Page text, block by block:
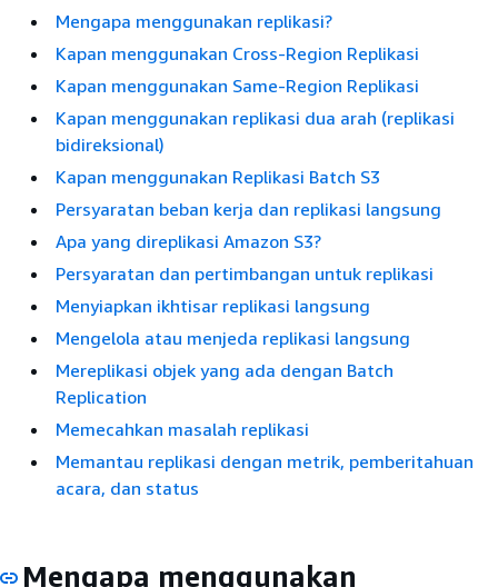
Mengapa menggunakan replikasi?
Kapan menggunakan Cross-Region Replikasi
Kapan menggunakan Same-Region Replikasi
Kapan menggunakan replikasi dua arah (replikasi
bidireksional)
Kapan menggunakan Replikasi Batch S3
Persyaratan beban kerja dan replikasi langsung
Apa yang direplikasi Amazon S3?
Persyaratan dan pertimbangan untuk replikasi
Menyiapkan ikhtisar replikasi langsung
Mengelola atau menjeda replikasi langsung
Mereplikasi objek yang ada dengan Batch
Replication
Memecahkan masalah replikasi
Memantau replikasi dengan metrik, pemberitahuan
acara, dan status
Mengapa menggunakan